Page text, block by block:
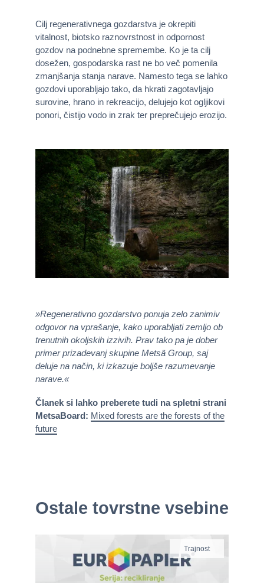
Cilj regenerativnega gozdarstva je okrepiti
vitalnost, biotsko raznovrstnost in odpornost
gozdov na podnebne spremembe. Ko je ta cilj
dosežen, gospodarska rast ne bo več pomenila
zmanjšanja stanja narave. Namesto tega se lahko
gozdovi uporabljajo tako, da hkrati zagotavljajo
surovine, hrano in rekreacijo, delujejo kot ogljikovi
ponori, čistijo vodo in zrak ter preprečujejo erozijo.
»Regenerativno gozdarstvo ponuja zelo zanimiv
odgovor na vprašanje, kako uporabljati zemljo ob
trenutnih okoljskih izzivih. Prav tako pa je dober
primer prizadevanj skupine Metsä Group, saj
deluje na način, ki izkazuje boljše razumevanje
narave.«
Članek si lahko preberete tudi na spletni strani
MetsaBoard: Mixed forests are the forests of the
future
Ostale tovrstne vsebine
Trajnost